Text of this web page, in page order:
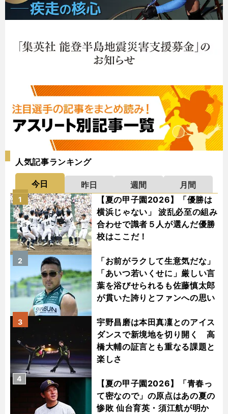
人気記事ランキング
今日 昨日 週間
月間
【夏の甲子園2026】「優勝は
横浜じゃない」 波乱必至の組み
合わせで識者５人が選んだ優勝
校はここだ！
1
「お前がラクして生意気だな」
「あいつ若いくせに」厳しい言
葉を浴びせられるも佐藤慎太郎
が貫いた誇りとファンへの思い
2
宇野昌磨は本田真凜とのアイス
ダンスで新境地を切り開く 高
橋大輔の証言とも重なる課題と
楽しさ
3
【夏の甲子園2026】「青春っ
て密なので」の原点はあの夏の
惨敗 仙台育英・須江航が明か
4